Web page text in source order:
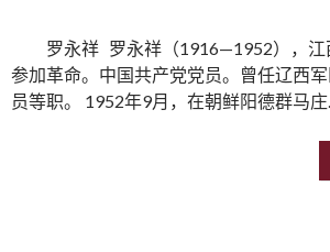
罗永祥 罗永祥（1916—1952），江
参加革命。中国共产党党员。曾任辽西
员等职。 1952年9月，在朝鲜阳德群马